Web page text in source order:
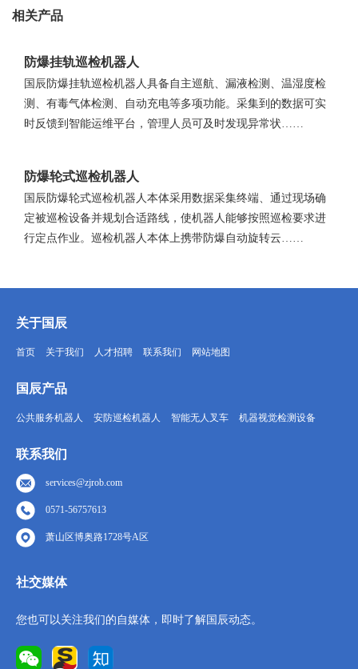
相关产品
防爆挂轨巡检机器人
国辰防爆挂轨巡检机器人具备自主巡航、漏液检测、温湿度检
测、有毒气体检测、自动充电等多项功能。采集到的数据可实
时反馈到智能运维平台，管理人员可及时发现异常状……
防爆轮式巡检机器人
国辰防爆轮式巡检机器人本体采用数据采集终端、通过现场确
定被巡检设备并规划合适路线，使机器人能够按照巡检要求进
行定点作业。巡检机器人本体上携带防爆自动旋转云……
关于国辰
首页 关于我们 人才招聘 联系我们 网站地图
国辰产品
公共服务机器人 安防巡检机器人 智能无人叉车 机器视觉检测设备
联系我们
services@zjrob.com
0571-56757613
萧山区博奥路1728号A区
社交媒体
您也可以关注我们的自媒体，即时了解国辰动态。